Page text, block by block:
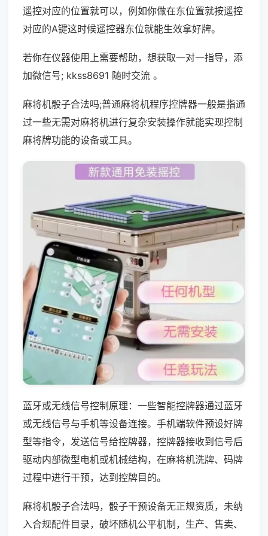
遥控对应的位置就可以，例如你做在东位置就按遥控
对应的A键这时候遥控器东位就能生效拿好牌。
若你在仪器使用上需要帮助，想获取一对一指导，添
加微信号; kkss8691 随时交流 。
麻将机骰子合法吗;普通麻将机程序控牌器一般是指通
过一些无需对麻将机进行复杂安装操作就能实现控制
麻将牌功能的设备或工具。
蓝牙或无线信号控制原理：一些智能控牌器通过蓝牙
或无线信号与手机等设备连接。手机端软件预设好牌
型等指令，发送信号给控牌器，控牌器接收到信号后
驱动内部微型电机或机械结构，在麻将机洗牌、码牌
过程中进行干预，达到控牌目的。
麻将机骰子合法吗，骰子干预设备无正规资质，未纳
入合规配件目录，破坏随机公平机制，生产、售卖、